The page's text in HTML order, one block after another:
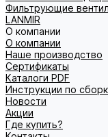
Фильтрующие
LANMIR
О компании
О компании
Наше производство
Сертификаты
Каталоги PDF
Инструкции по
Новости
Акции
Где купить?